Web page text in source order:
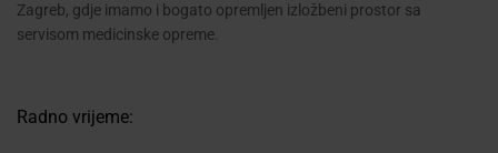
Zagreb, gdje imamo i bogato opremljen izložbeni prostor sa
servisom medicinske opreme.
Radno vrijeme: